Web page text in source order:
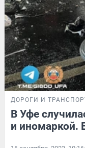
ДОРОГИ И
В Уфе
и иномаркой.